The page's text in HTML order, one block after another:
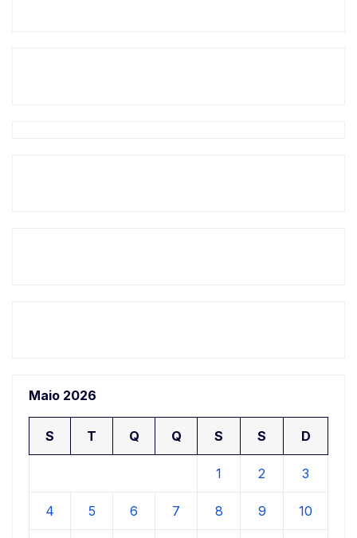
Maio 2026
S T Q Q S S D
1 2 3
4 5 6 7 8 9 10